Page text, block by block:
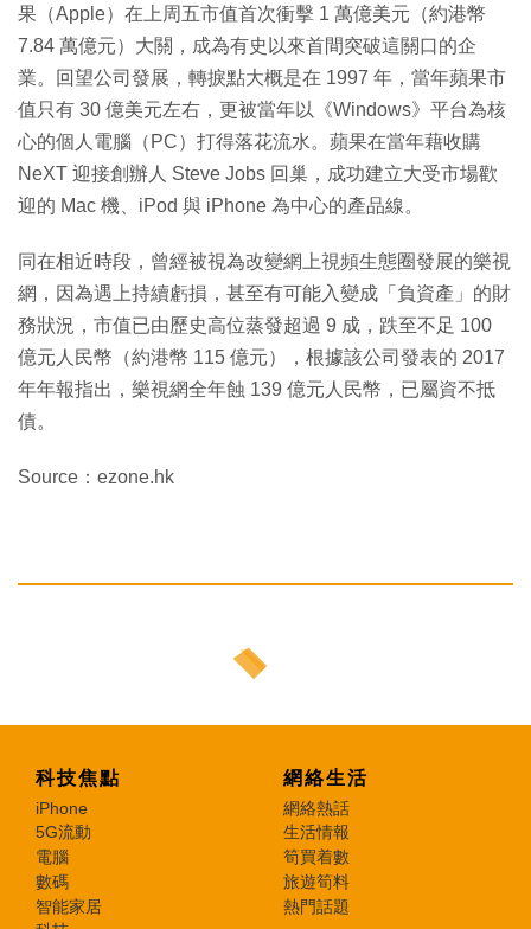
果（Apple）在上周五市值首次衝擊 1 萬億美元（約港幣
7.84 萬億元）大關，成為有史以來首間突破這關口的企
業。回望公司發展，轉捩點大概是在 1997 年，當年蘋果市
值只有 30 億美元左右，更被當年以《Windows》平台為核
心的個人電腦（PC）打得落花流水。蘋果在當年藉收購
NeXT 迎接創辦人 Steve Jobs 回巢，成功建立大受市場歡
迎的 Mac 機、iPod 與 iPhone 為中心的產品線。
同在相近時段，曾經被視為改變網上視頻生態圈發展的樂視
網，因為遇上持續虧損，甚至有可能入變成「負資產」的財
務狀況，市值已由歷史高位蒸發超過 9 成，跌至不足 100
億元人民幣（約港幣 115 億元），根據該公司發表的 2017
年年報指出，樂視網全年蝕 139 億元人民幣，已屬資不抵
債。
Source：ezone.hk
科技焦點
iPhone
5G流動
電腦
數碼
智能家居
網絡生活
網絡熱話
生活情報
筍買着數
旅遊筍料
熱門話題